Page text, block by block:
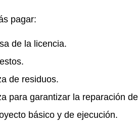
pagar:
de la licencia.
de residuos.
para garantizar la reparación
básico y de ejecución.